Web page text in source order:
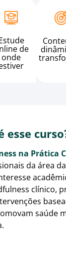
de
onde
esse
na Prática
da área
clínico,
saúde